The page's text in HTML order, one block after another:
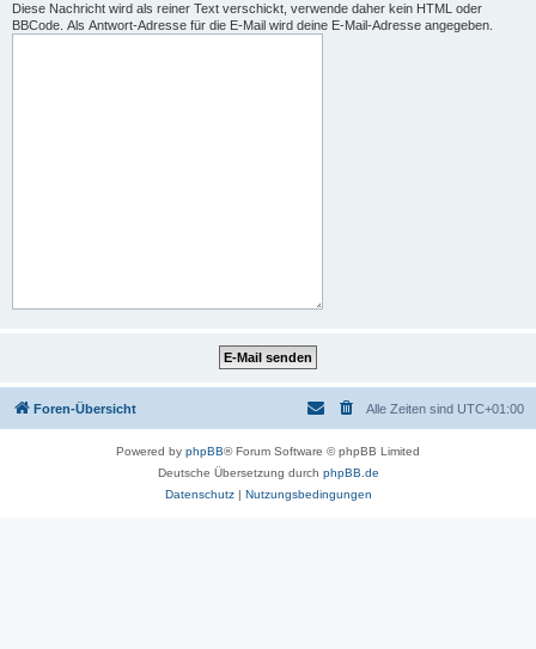
Diese Nachricht wird als reiner Text verschickt, verwende daher kein HTML oder
BBCode. Als Antwort-Adresse für die E-Mail wird deine E-Mail-Adresse angegeben.
Foren-Übersicht Alle Zeiten sind UTC+01:00
Powered by phpBB® Forum Software © phpBB Limited
Deutsche Übersetzung durch phpBB.de
Datenschutz| Nutzungsbedingungen